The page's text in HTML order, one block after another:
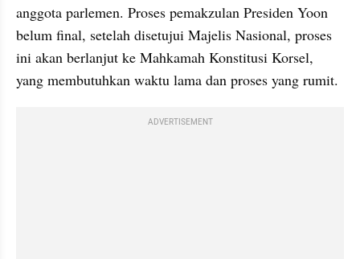
anggota parlemen. Proses pemakzulan Presiden Yoon
belum final, setelah disetujui Majelis Nasional, proses
ini akan berlanjut ke Mahkamah Konstitusi Korsel,
yang membutuhkan waktu lama dan proses yang rumit.
ADVERTISEMENT